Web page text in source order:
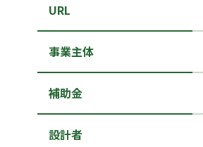
URL
事業主体
補助金
設計者